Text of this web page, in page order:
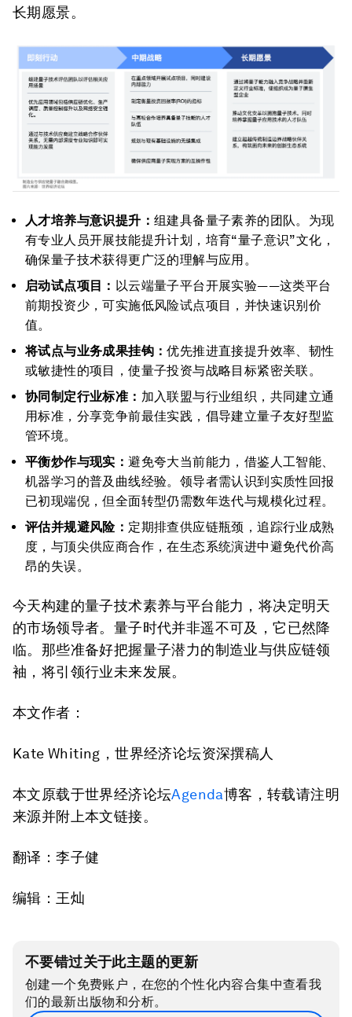
长期愿景。
人才培养与意识提升： 组建具备量子素养的团队。为现
有专业人员开展技能提升计划，培育“量子意识”文化，
确保量子技术获得更广泛的理解与应用。
启动试点项目： 以云端量子平台开展实验——这类平台
前期投资少，可实施低风险试点项目，并快速识别价
值。
将试点与业务成果挂钩：优先推进直接提升效率、韧性
或敏捷性的项目，使量子投资与战略目标紧密关联。
协同制定行业标准： 加入联盟与行业组织，共同建立通
用标准，分享竞争前最佳实践，倡导建立量子友好型监
管环境。
平衡炒作与现实：避免夸大当前能力，借鉴人工智能、
机器学习的普及曲线经验。领导者需认识到实质性回报
已初现端倪，但全面转型仍需数年迭代与规模化过程。
评估并规避风险： 定期排查供应链瓶颈，追踪行业成熟
度，与顶尖供应商合作，在生态系统演进中避免代价高
昂的失误。
今天构建的量子技术素养与平台能力，将决定明天
的市场领导者。量子时代并非遥不可及，它已然降
临。那些准备好把握量子潜力的制造业与供应链领
袖，将引领行业未来发展。
本文作者：
Kate Whiting，世界经济论坛资深撰稿人
本文原载于世界经济论坛Agenda博客，转载请注明
来源并附上本文链接。
翻译：李子健
编辑：王灿
不要错过关于此主题的更新
创建一个免费账户，在您的个性化内容合集中查看我
们的最新出版物和分析。